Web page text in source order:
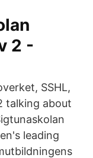
2 -
SSHL,
talking about
leading